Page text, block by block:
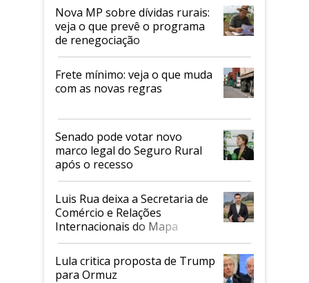
Nova MP sobre dívidas rurais:
veja o que prevê o programa
de renegociação
Frete mínimo: veja o que muda
com as novas regras
Senado pode votar novo
marco legal do Seguro Rural
após o recesso
Luis Rua deixa a Secretaria de
Comércio e Relações
Internacionais do Mapa
Lula critica proposta de Trump
para Ormuz